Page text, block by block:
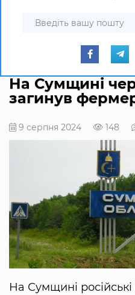
На Сумщині
загинув
9 серпня 2024 148
На Сумщині